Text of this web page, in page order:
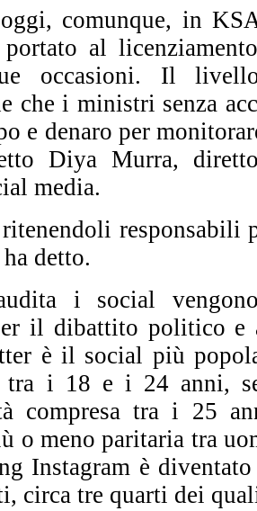
comunque, in
al
occasioni. Il
che i ministri senza
e denaro per
Diya Murra,
media.
responsabili
detto.
i social
il dibattito politico e
è il social più
tra i 18 e i 24 anni,
compresa tra i 25
o meno paritaria tra
Instagram è
circa tre quarti dei